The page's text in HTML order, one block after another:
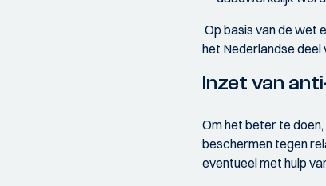
Op basis van de wet
het Nederlandse deel
Inzet van
Om het beter te
beschermen tegen
eventueel met hulp